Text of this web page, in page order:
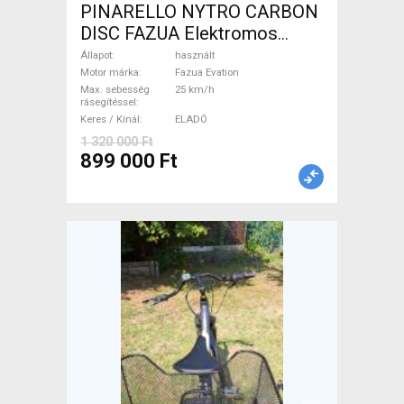
PINARELLO NYTRO CARBON
DISC FAZUA Elektromos
Országúti / Gravel Fazua
Evation használt ELADÓ
Állapot
használt
Motor márka
Fazua Evation
Max. sebesség
rásegítéssel
25 km/h
Keres / Kínál ELADÓ
1 320 000 Ft
899 000 Ft